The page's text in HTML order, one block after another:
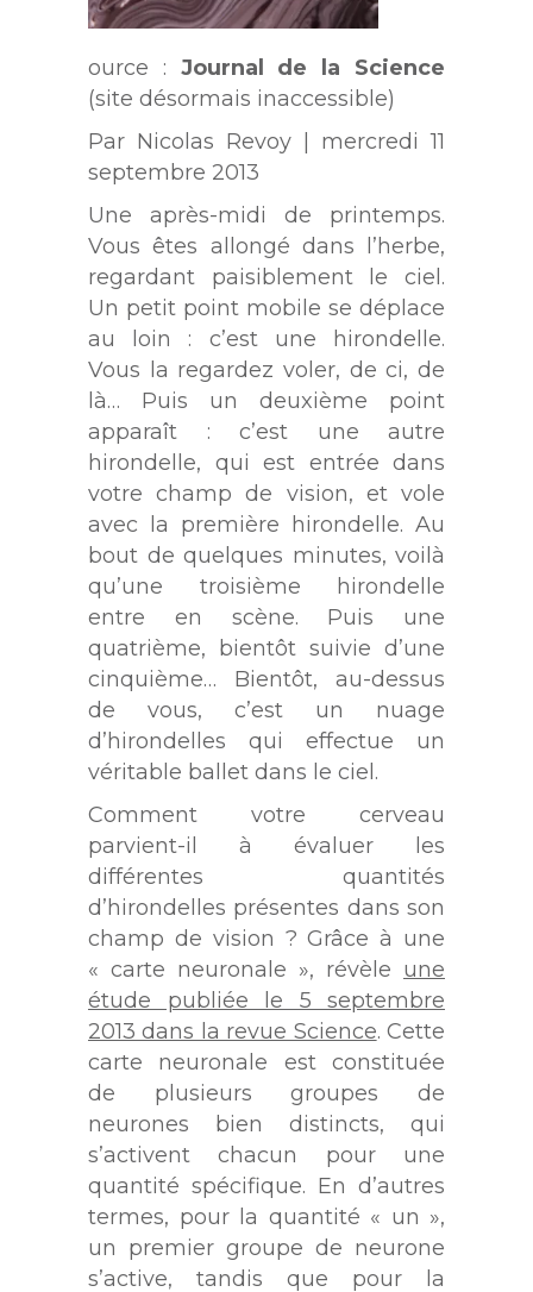
ource : Journal de la Science
(site désormais inaccessible)
Par Nicolas Revoy | mercredi 11
septembre 2013
Une après-midi de printemps.
Vous êtes allongé dans l’herbe,
regardant paisiblement le ciel.
Un petit point mobile se déplace
au loin : c’est une hirondelle.
Vous la regardez voler, de ci, de
là… Puis un deuxième point
apparaît : c’est une autre
hirondelle, qui est entrée dans
votre champ de vision, et vole
avec la première hirondelle. Au
bout de quelques minutes, voilà
qu’une troisième hirondelle
entre en scène. Puis une
quatrième, bientôt suivie d’une
cinquième… Bientôt, au-dessus
de vous, c’est un nuage
d’hirondelles qui effectue un
véritable ballet dans le ciel.
Comment votre cerveau
parvient-il à évaluer les
différentes quantités
d’hirondelles présentes dans son
champ de vision ? Grâce à une
« carte neuronale », révèle une
étude publiée le 5 septembre
2013 dans la revue Science. Cette
carte neuronale est constituée
de plusieurs groupes de
neurones bien distincts, qui
s’activent chacun pour une
quantité spécifique. En d’autres
termes, pour la quantité « un »,
un premier groupe de neurone
s’active, tandis que pour la